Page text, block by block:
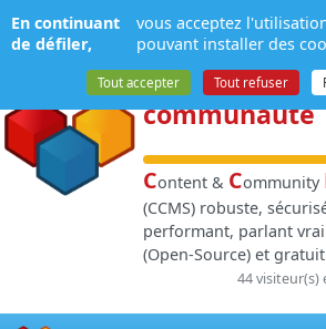
NPDS:
contenuet de
communauté
Content & Community
(CCMS) robuste,
performant, parlant
(Open-Source) et
44 visiteur(s)
Panneau de gestion des cookies
En continuant
de défiler,
vous acceptez
pouvant installer des
Tout accepter Tout refuser